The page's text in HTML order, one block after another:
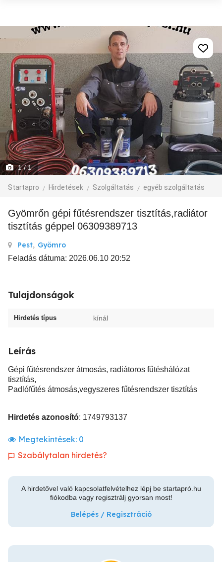
1/ 1
Startapro Hirdetések Szolgáltatás egyéb szolgáltatás
Gyömrőn gépi fűtésrendszer tisztítás,radiátor
tisztítás géppel 06309389713
Pest, Gyömro
Feladás dátuma: 2026.06.10 20:52
Tulajdonságok
Hirdetés típus kínál
Leírás
Gépi fűtésrendszer átmosás, radiátoros fűtéshálózat
tisztítás,
Padlófűtés átmosás,vegyszeres fűtésrendszer tisztítás
Hirdetés azonosító: 1749793137
Megtekintések: 0
Szabálytalan hirdetés?
A hirdetővel való kapcsolatfelvételhez lépj be startapró.hu
fiókodba vagy regisztrálj gyorsan most!
Belépés / Regisztráció